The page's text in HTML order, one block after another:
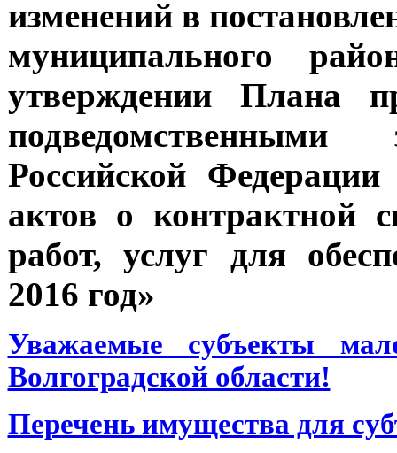
изменений в
муниципального
утверждении Плана
подведомственными
Российской
актов о контрактной
работ, услуг для
2016 год»
Уважаемые субъекты
Волгоградской области!
Перечень имущества для